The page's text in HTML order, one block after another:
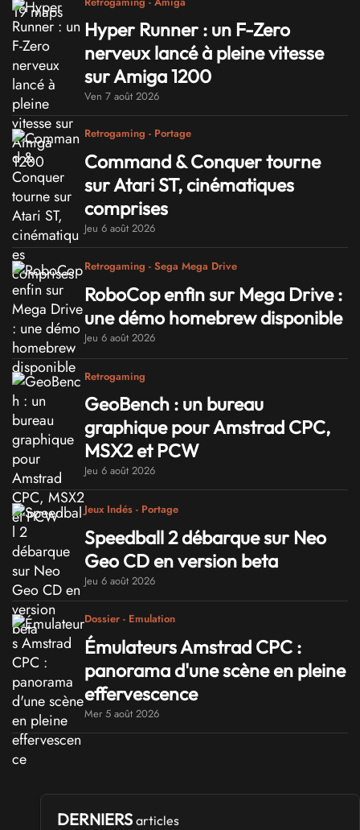
Hyper Runner : un F-Zero
nerveux lancé à pleine vitesse
sur Amiga 1200
Ven 7 août 2026
Retrogaming - Portage
Command & Conquer tourne
sur Atari ST, cinématiques
comprises
Jeu 6 août 2026
Retrogaming - Sega Mega Drive
RoboCop enfin sur Mega Drive :
une démo homebrew disponible
Jeu 6 août 2026
Retrogaming
GeoBench : un bureau
graphique pour Amstrad CPC,
MSX2 et PCW
Jeu 6 août 2026
Jeux Indés - Portage
Speedball 2 débarque sur Neo
Geo CD en version beta
Jeu 6 août 2026
Dossier - Emulation
Émulateurs Amstrad CPC :
panorama d'une scène en pleine
effervescence
Mer 5 août 2026
DERNIERS articles